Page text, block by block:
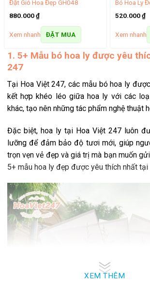
Đặt Giỏ Hoa Đẹp GH048
880.000₫
Xem nhanh ĐẶT MUA
Bó Hoa Ly
520.000₫
Xem nhanh
1. 5+ Mẫu bó hoa ly được yêu
247
Tại Hoa Việt 247, các mẫu bó hoa ly
kết hợp khéo léo giữa hoa ly với các
khác, tạo nên những tác phẩm nghệ thuật
Đặc biệt, hoa ly tại Hoa Việt 247 luôn
lưỡng để đảm bảo độ tươi mới, giúp
trọn vẹn vẻ đẹp và giá trị mà bạn muốn
5+ mẫu hoa ly đẹp được yêu thích nhất tại
XEM THÊM